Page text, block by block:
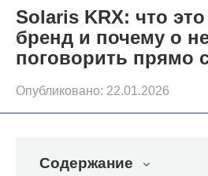
с
к
Solaris KRX: что
бренд и почему о
поговорить прямо
Опубликовано: 22.01.2026
Содержание